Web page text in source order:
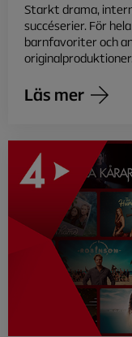
Starkt drama,
succéserier. För
barnfavoriter och
originalproduktioner.
Läs mer